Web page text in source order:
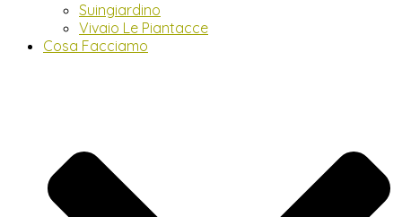
Suingiardino
Vivaio Le Piantacce
Cosa Facciamo